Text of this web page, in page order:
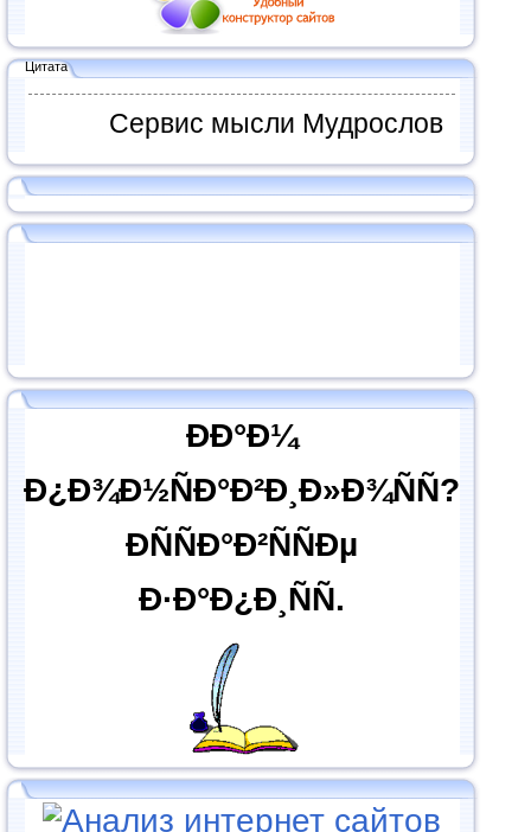
Цитата
Сервис мысли Мудрослов
ÐÐ°Ð¼
Ð¿Ð¾Ð½ÑÐ°Ð²Ð¸Ð»Ð¾ÑÑ?
ÐÑÑÐ°Ð²ÑÑÐµ
Ð·Ð°Ð¿Ð¸ÑÑ.